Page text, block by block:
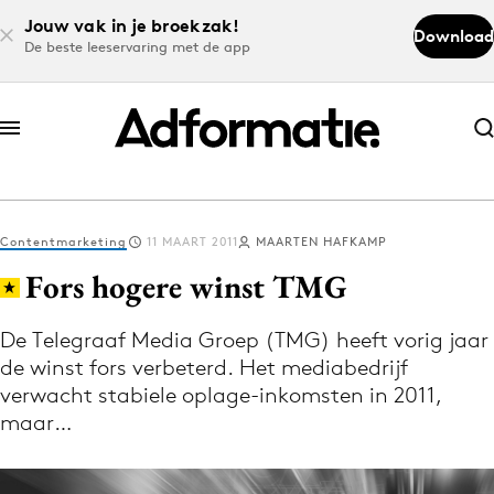
Jouw vak in je broekzak!
De beste leeservaring met de app
Download
Abonneer nu
Abonneer nu
Log in
Download de app
Volg het laatste nieuws via de Adformatie
Nieuws app
Contentmarketing 11 MAART 2011 MAARTEN HAFKAMP
Fors hogere winst TMG
De Telegraaf Media Groep (TMG) heeft vorig jaar
de winst fors verbeterd. Het mediabedrijf
verwacht stabiele oplage-inkomsten in 2011,
maar…